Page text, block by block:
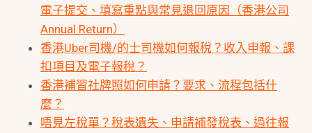
電子提交、填寫重點與常見退回原因（香港公司
Annual Return）
香港Uber司機/的士司機如何報稅？收入申報、課
扣項目及電子報稅？
香港補習社牌照如何申請？要求、流程包括什
麼？
唔見左稅單？稅表遺失、申請補發稅表、過往報